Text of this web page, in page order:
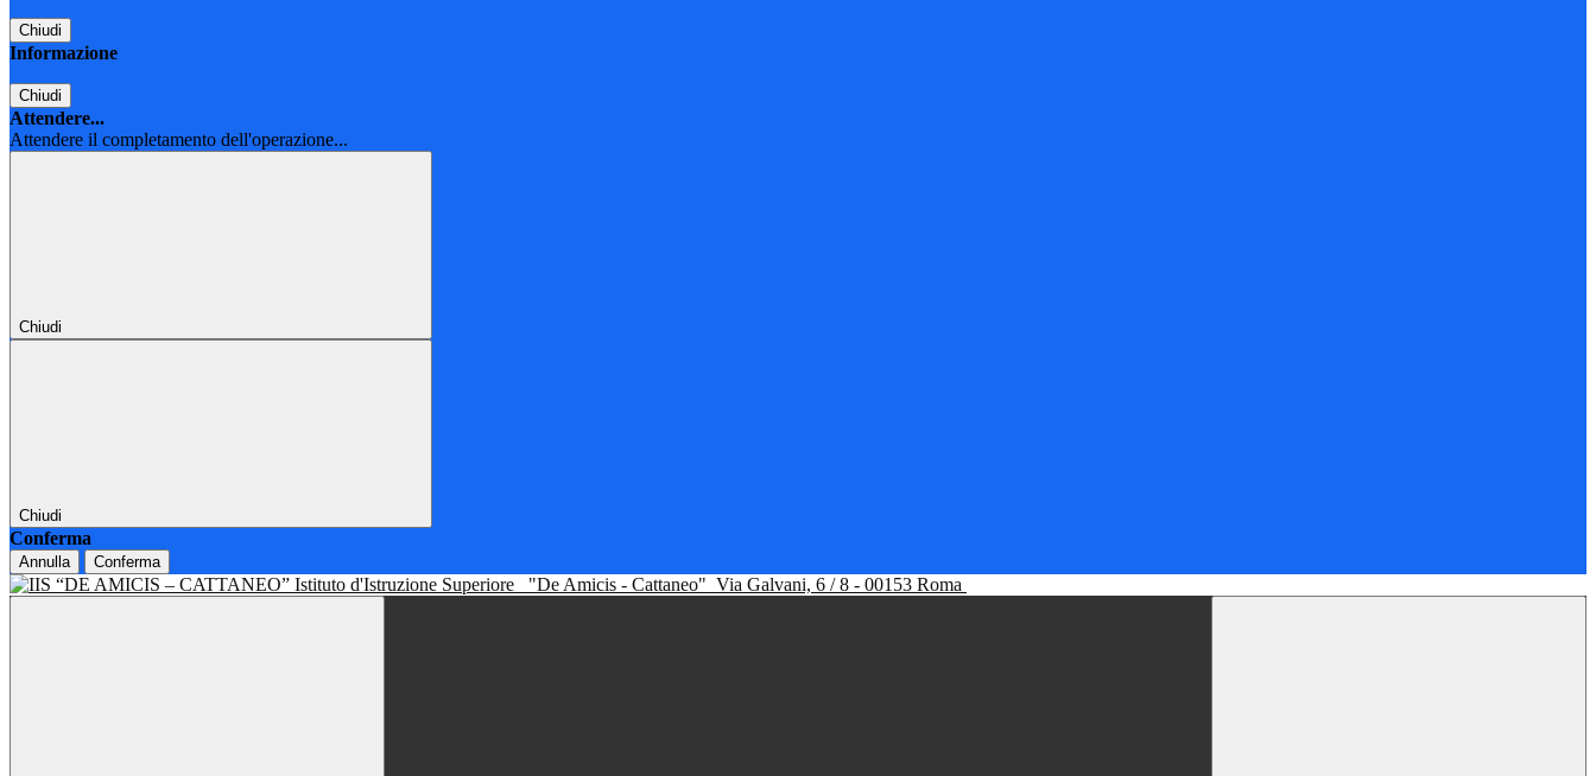
Chiudi
Informazione
Chiudi
Attendere...
Attendere il completamento dell'operazione...
Chiudi
Chiudi
Conferma
Annulla Conferma
Istituto d'Istruzione Superiore "De Amicis - Cattaneo" Via Galvani, 6 / 8 - 00153 Roma